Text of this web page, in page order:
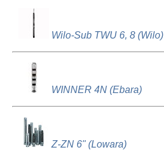
Wilo-Sub TWU 6, 8 (Wilo)
WINNER 4N (Ebara)
Z-ZN 6" (Lowara)